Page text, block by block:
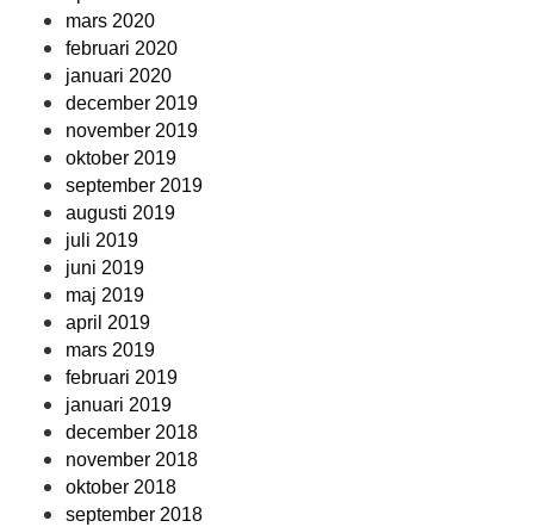
mars 2020
februari 2020
januari 2020
december 2019
november 2019
oktober 2019
september 2019
augusti 2019
juli 2019
juni 2019
maj 2019
april 2019
mars 2019
februari 2019
januari 2019
december 2018
november 2018
oktober 2018
september 2018